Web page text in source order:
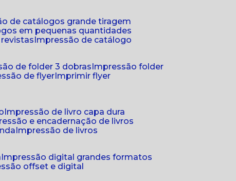
de catálogos grande tiragem
em pequenas quantidades
impressão de catálogo
de folder 3 dobras impressão folder
de flyer imprimir flyer
impressão de livro capa dura
e encadernação de livros
impressão de livros
impressão digital grandes formatos
offset e digital